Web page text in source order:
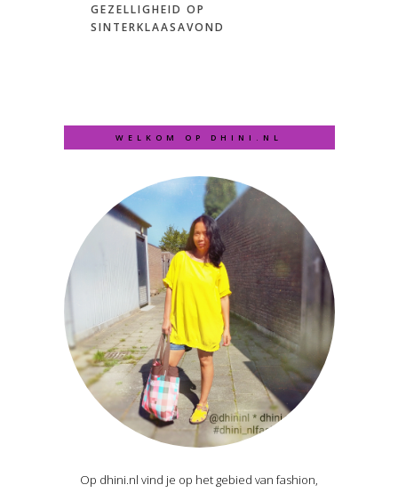
GEZELLIGHEID OP
SINTERKLAASAVOND
WELKOM OP DHINI.NL
Op dhini.nl vind je op het gebied van fashion,